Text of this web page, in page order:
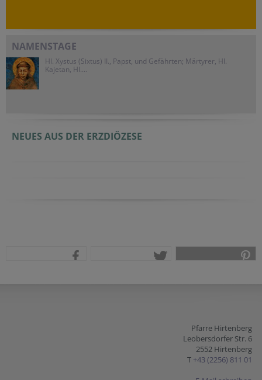
NAMENSTAGE
Hl. Xystus (Sixtus) II., Papst, und Gefährten; Märtyrer, Hl.
Kajetan, Hl....
NEUES AUS DER ERZDIÖZESE
Pfarre Hirtenberg
Leobersdorfer Str. 6
2552 Hirtenberg
T +43 (2256) 811 01